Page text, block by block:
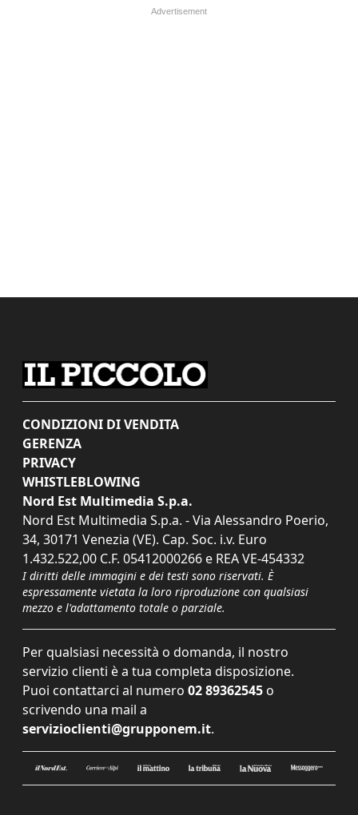
CONDIZIONI DI VENDITA
GERENZA
PRIVACY
WHISTLEBLOWING
Nord Est Multimedia S.p.a.
Nord Est Multimedia S.p.a. - Via Alessandro Poerio,
34, 30171 Venezia (VE). Cap. Soc. i.v. Euro
1.432.522,00 C.F. 05412000266 e REA VE-454332
I diritti delle immagini e dei testi sono riservati. È
espressamente vietata la loro riproduzione con qualsiasi
mezzo e l'adattamento totale o parziale.
Per qualsiasi necessità o domanda, il nostro
servizio clienti è a tua completa disposizione.
Puoi contattarci al numero 02 89362545 o
scrivendo una mail a
servizioclienti@grupponem.it.